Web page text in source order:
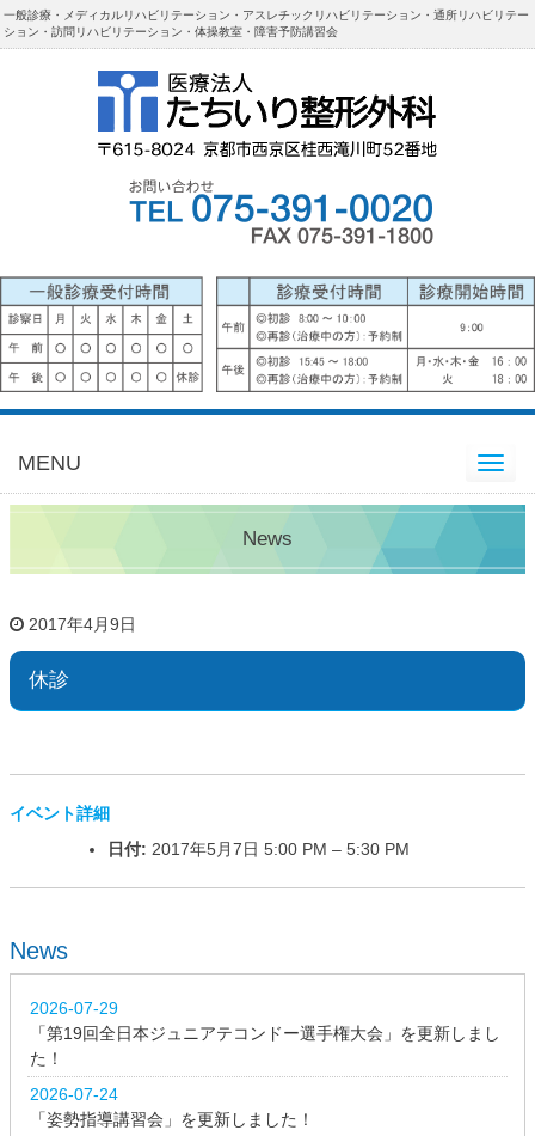
一般診療・メディカルリハビリテーション・アスレチックリハビリテーション・通所リハビリテー
ション・訪問リハビリテーション・体操教室・障害予防講習会
MENU Toggle
navigation
News
2017年4月9日
休診
イベント詳細
日付: 2017年5月7日 5:00 PM – 5:30 PM
News
2026-07-29
「第19回全日本ジュニアテコンドー選手権大会」を更新しまし
た！
2026-07-24
「姿勢指導講習会」を更新しました！